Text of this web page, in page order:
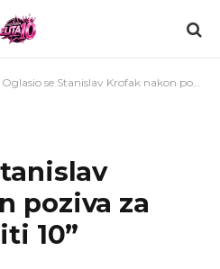
Oglasio se Stanislav Krofak nakon poziva za učešće u “Eliti 10”
poziva za
10”